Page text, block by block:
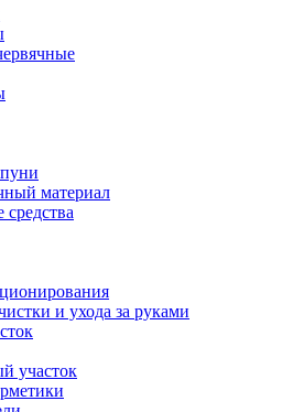
материал
и ухода за руками
участок